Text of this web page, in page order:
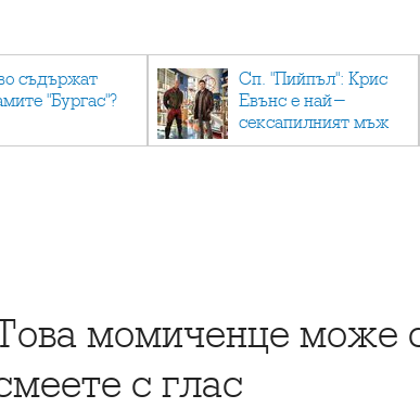
съдържат
"Бургас"?
Сп. "Пийпъл": Крис
Евънс е най-
сексапилният мъж
момиченце може
с глас